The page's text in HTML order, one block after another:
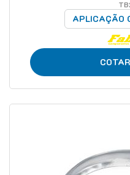
APLICAÇÃO